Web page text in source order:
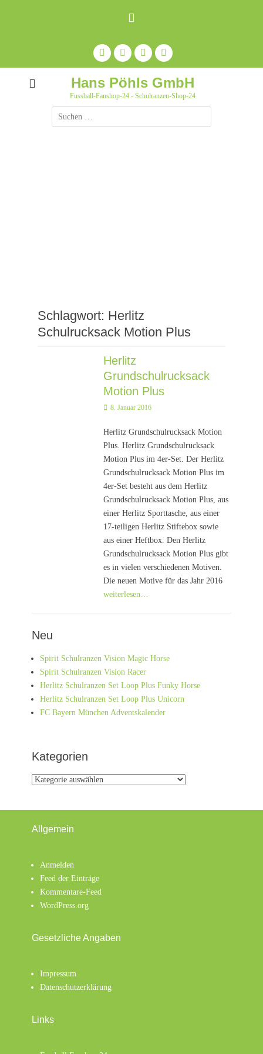
Facebook
Feed
Auf
Pinterest
pinnen
YouTube
Hans Pöhls GmbH
Fussball-Fanshop-24 - Schulranzen-Shop-24
Suche
nach:
Schlagwort: Herlitz
Schulrucksack Motion Plus
Herlitz
Grundschulrucksack
Motion Plus
Posted
8. Januar 2016
Herlitz Grundschulrucksack Motion
Plus. Herlitz Grundschulrucksack
Motion Plus im 4er-Set. Der Herlitz
Grundschulrucksack Motion Plus im
4er-Set besteht aus dem Herlitz
Grundschulrucksack Motion Plus, aus
einer Herlitz Sporttasche, aus einer
17-teiligen Herlitz Stiftebox sowie
aus einer Heftbox. Den Herlitz
Grundschulrucksack Motion Plus gibt
es in vielen verschiedenen Motiven.
Die neuen Motive für das Jahr 2016
weiterlesen…
Neu
Spirit Schulranzen Vision Magic Horse
Spirit Schulranzen Vision Racer
Herlitz Schulranzen Set Loop Plus Funky Horse
Herlitz Schulranzen Set Loop Plus Unicorn
FC Bayern München Adventskalender
Kategorien
Kategorien
Allgemein
Anmelden
Feed der Einträge
Kommentare-Feed
WordPress.org
Gesetzliche Angaben
Impressum
Datenschutzerklärung
Links